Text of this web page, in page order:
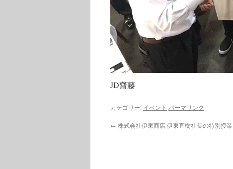
JD齋藤
カテゴリー: イベント パーマリンク
← 株式会社伊東商店 伊東直樹社長の特別授業